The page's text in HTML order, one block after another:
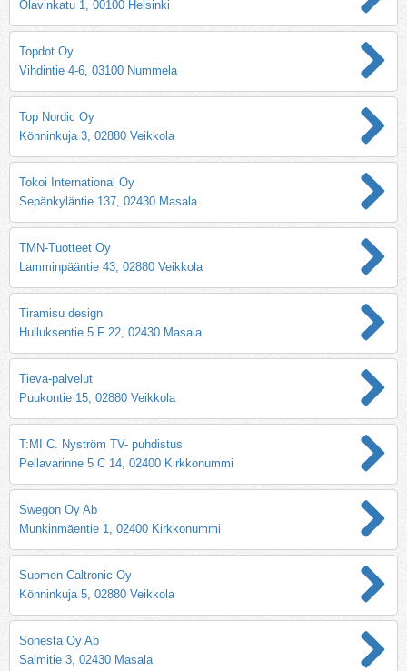
Olavinkatu 1, 00100 Helsinki
Topdot Oy
Vihdintie 4-6, 03100 Nummela
Top Nordic Oy
Könninkuja 3, 02880 Veikkola
Tokoi International Oy
Sepänkyläntie 137, 02430 Masala
TMN-Tuotteet Oy
Lamminpääntie 43, 02880 Veikkola
Tiramisu design
Hulluksentie 5 F 22, 02430 Masala
Tieva-palvelut
Puukontie 15, 02880 Veikkola
T:MI C. Nyström TV- puhdistus
Pellavarinne 5 C 14, 02400 Kirkkonummi
Swegon Oy Ab
Munkinmäentie 1, 02400 Kirkkonummi
Suomen Caltronic Oy
Könninkuja 5, 02880 Veikkola
Sonesta Oy Ab
Salmitie 3, 02430 Masala